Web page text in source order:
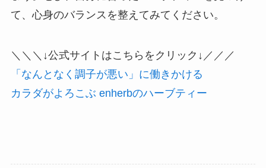
て、心身のバランスを整えてみてください。
＼＼＼↓公式サイトはこちらをクリック↓／／／
「なんとなく調子が悪い」に働きかける
カラダがよろこぶ enherbのハーブティー